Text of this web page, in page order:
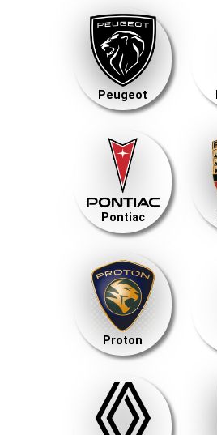
Peugeot
Pontiac
Proton